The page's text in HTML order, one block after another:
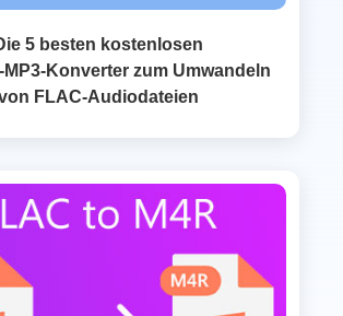
5 besten kostenlosen
zum Umwandeln
FLAC‑Audiodateien